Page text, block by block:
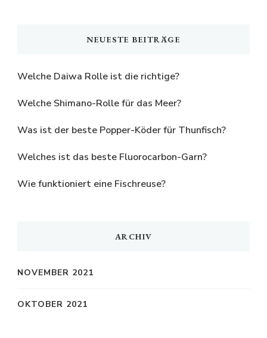
NEUESTE BEITRÄGE
Welche Daiwa Rolle ist die richtige?
Welche Shimano-Rolle für das Meer?
Was ist der beste Popper-Köder für Thunfisch?
Welches ist das beste Fluorocarbon-Garn?
Wie funktioniert eine Fischreuse?
ARCHIV
NOVEMBER 2021
OKTOBER 2021